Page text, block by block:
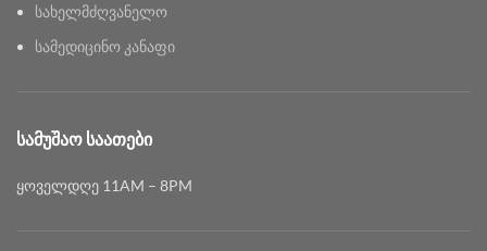
სახელმძღვანელო
სამედიცინო კანაფი
ᲡᲐᲛᲣᲨᲐᲝ ᲡᲐᲐᲗᲔᲑᲘ
ყოველდღე 11AM – 8PM